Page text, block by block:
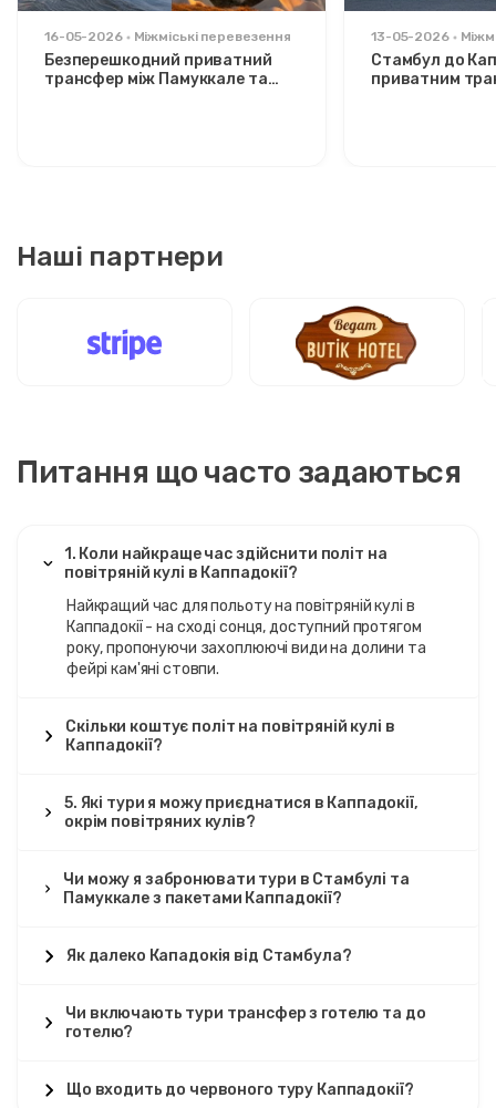
16-05-2026 Міжміські перевезення
Безперешкодний приватний
трансфер між Памуккале та
13-05-2026
Стамбул до
приватним
Наші партнери
Питання що часто задаються
1. Коли найкраще час здійснити політ на
повітряній кулі в Каппадокії?
Найкращий час для польоту на повітряній кулі в
Каппадокії - на сході сонця, доступний протягом
року, пропонуючи захоплюючі види на долини та
фейрі кам'яні стовпи.
Скільки коштує політ на повітряній кулі в
Каппадокії?
5. Які тури я можу приєднатися в Каппадокії,
окрім повітряних кулів?
Чи можу я забронювати тури в Стамбулі та
Памуккале з пакетами Каппадокії?
Як далеко Кападокія від Стамбула?
Чи включають тури трансфер з готелю та до
готелю?
Що входить до червоного туру Каппадокії?